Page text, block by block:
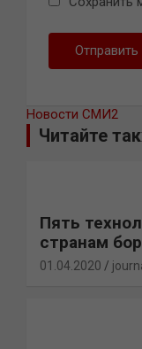
Новости СМИ2
Читайте
Пять
странам
01.04.2020